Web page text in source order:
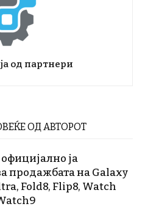
од партнери
ОД АВТОРОТ
ја
продажбата на Galaxy
Fold8, Flip8, Watch